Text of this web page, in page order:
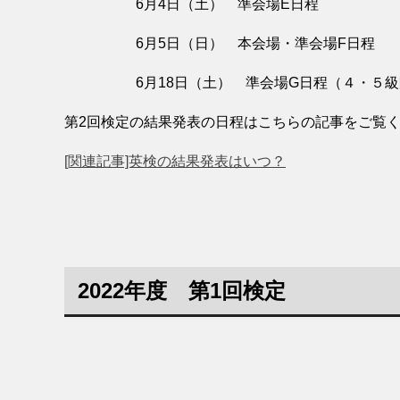
6月4日（土） 準会場E日程
6月5日（日） 本会場・準会場F日程
6月18日（土） 準会場G日程（４・５級
第2回検定の結果発表の日程はこちらの記事をご覧く
[関連記事]英検の結果発表はいつ？
2022年度 第1回検定